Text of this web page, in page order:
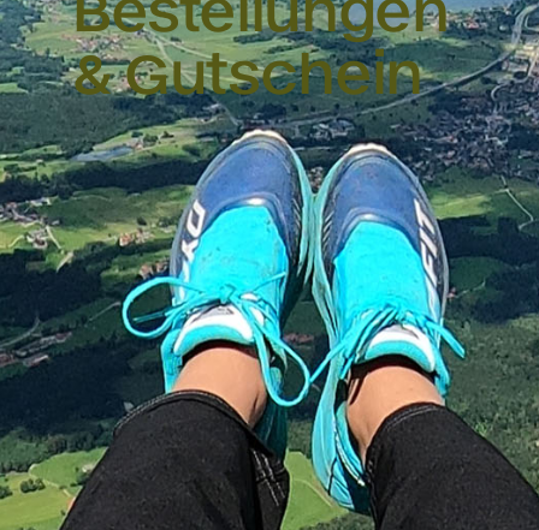
& Gutschein